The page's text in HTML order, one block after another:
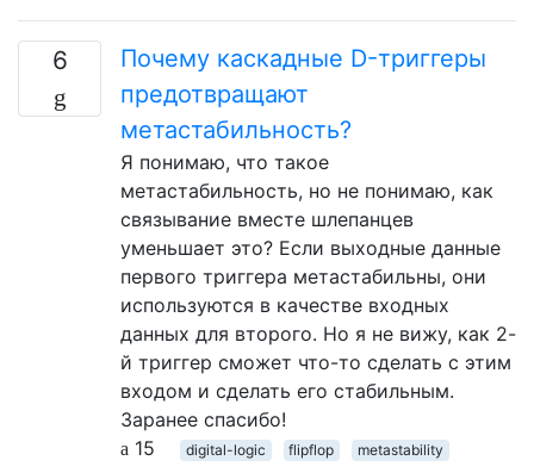
6
Почему каскадные D-триггеры
предотвращают
метастабильность?
Я понимаю, что такое
метастабильность, но не понимаю, как
связывание вместе шлепанцев
уменьшает это? Если выходные данные
первого триггера метастабильны, они
используются в качестве входных
данных для второго. Но я не вижу, как 2-
й триггер сможет что-то сделать с этим
входом и сделать его стабильным.
Заранее спасибо!
15
digital-logic flipflop metastability